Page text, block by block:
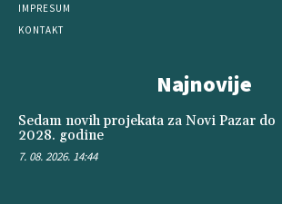
IMPRESUM
KONTAKT
Najnovije
Sedam novih projekata za Novi Pazar do
2028. godine
7. 08. 2026. 14:44